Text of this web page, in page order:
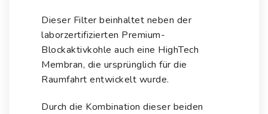
Dieser Filter beinhaltet neben der
laborzertifizierten Premium-
Blockaktivkohle auch eine HighTech
Membran, die ursprünglich für die
Raumfahrt entwickelt wurde.
Durch die Kombination dieser beiden